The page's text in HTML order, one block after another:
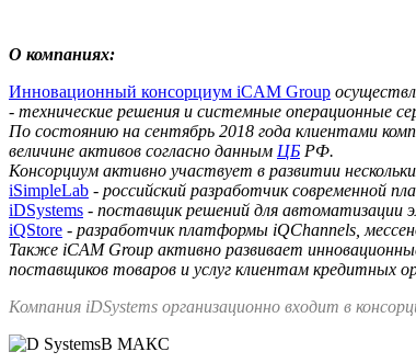
О компаниях:
Инновационный консорциум iCAM Group
- технические решения и системные операционные
По состоянию на сентябрь 2018 года клиентами
величине активов согласно данным ЦБ РФ.
Консорциум активно участвует в развитии
iSimpleLab - российский разработчик современной
iDSystems - поставщик решений для автоматизации
iQStore - разработчик платформы iQChannels,
Также iCAM Group активно развивает
поставщиков товаров и услуг клиентам кредитных
Компания iDSystems организационно входит в
В МАКС